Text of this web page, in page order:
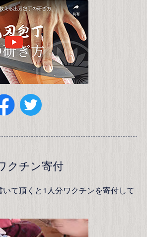
クチン寄付
て頂くと1人分ワクチンを寄付して